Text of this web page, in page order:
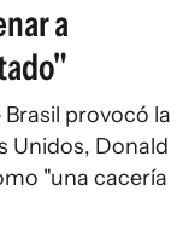
a
provocó la
Unidos, Donald
"una cacería